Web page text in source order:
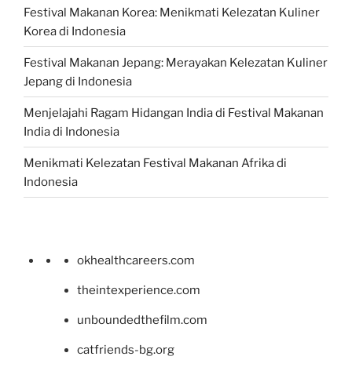
Festival Makanan Korea: Menikmati Kelezatan Kuliner
Korea di Indonesia
Festival Makanan Jepang: Merayakan Kelezatan Kuliner
Jepang di Indonesia
Menjelajahi Ragam Hidangan India di Festival Makanan
India di Indonesia
Menikmati Kelezatan Festival Makanan Afrika di
Indonesia
okhealthcareers.com
theintexperience.com
unboundedthefilm.com
catfriends-bg.org